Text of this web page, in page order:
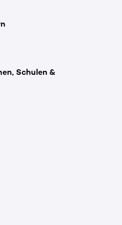
Schulen &